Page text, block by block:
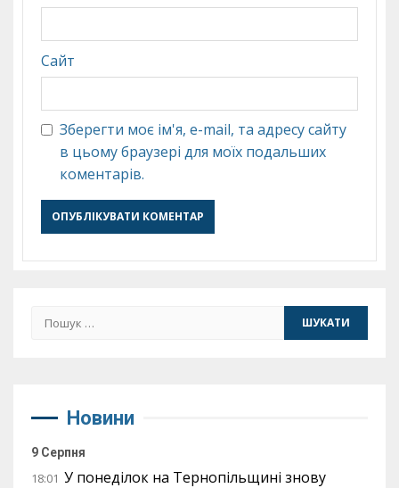
Сайт
Зберегти моє ім'я, e-mail, та адресу сайту
в цьому браузері для моїх подальших
коментарів.
Пошук:
Новини
9 Серпня
18:01 У понеділок на Тернопільщині знову